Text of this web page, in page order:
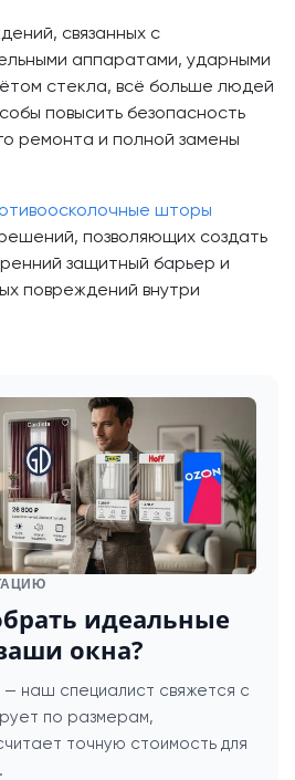
связанных с
аппаратами, ударными
стекла, всё больше людей
повысить безопасность
ремонта и полной замены
шторы
позволяющих создать
защитный барьер и
повреждений внутри
идеальные
окна?
— наш специалист свяжется с
по размерам,
точную стоимость для